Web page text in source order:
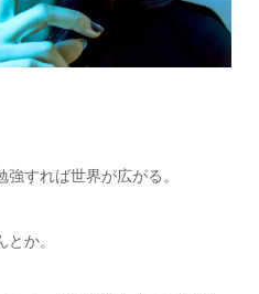
すれば世界が広がる。
か。